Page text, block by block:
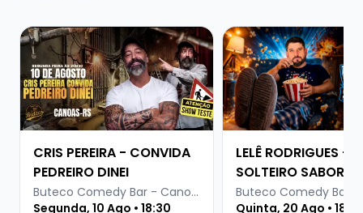
Veja mais sobre CRIS PEREIRA - CONVIDA PEDREIRO
CRIS PEREIRA - CONVIDA
PEDREIRO DINEI
Buteco Comedy Bar - Canoas
Segunda, 10 Ago • 18:30
Veja mais sobre LELÊ
LELÊ RODRIGUES -
SOLTEIRO SABOR
CASADO
Quinta, 20 Ago •